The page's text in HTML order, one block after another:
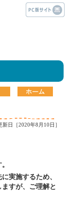
新日［2020年8月10日］
実施するため、
すが、ご理解と